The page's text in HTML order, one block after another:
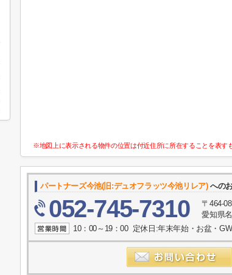
※地図上に表示される物件の位置は付近住所に所在することを表す
パートナーズ今池(旧:デュオフラッツ今池リレア)への
052-745-7310
〒464-
愛知県
10：00～19：00 定休日:年末年始・お盆・GW